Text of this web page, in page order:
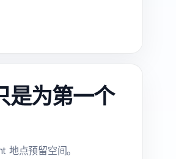
是为第一个
点预留空间。